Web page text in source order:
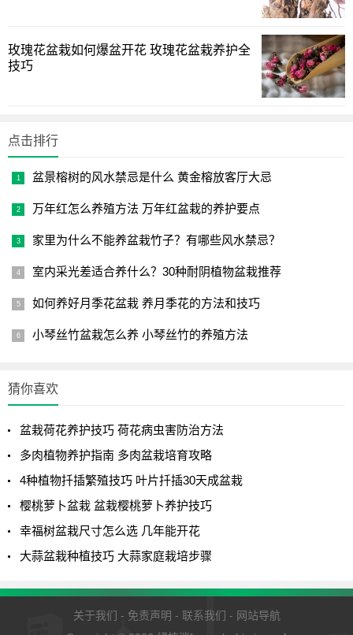
玫瑰花盆栽如何爆盆开花 玫瑰花盆栽养护全
技巧
点击排行
盆景榕树的风水禁忌是什么 黄金榕放客厅大忌
万年红怎么养殖方法 万年红盆栽的养护要点
家里为什么不能养盆栽竹子？有哪些风水禁忌？
室内采光差适合养什么？30种耐阴植物盆栽推荐
如何养好月季花盆栽 养月季花的方法和技巧
小琴丝竹盆栽怎么养 小琴丝竹的养殖方法
猜你喜欢
盆栽荷花养护技巧 荷花病虫害防治方法
多肉植物养护指南 多肉盆栽培育攻略
4种植物扦插繁殖技巧 叶片扦插30天成盆栽
樱桃萝卜盆栽 盆栽樱桃萝卜养护技巧
幸福树盆栽尺寸怎么选 几年能开花
大蒜盆栽种植技巧 大蒜家庭栽培步骤
关于我们 - 免责声明 - 联系我们 - 网站导航